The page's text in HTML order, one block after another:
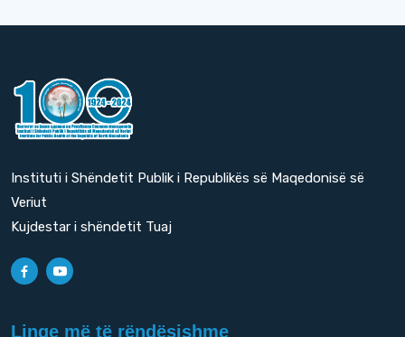
Instituti i Shëndetit Publik i Republikës së Maqedonisë së
Veriut
Kujdestar i shëndetit Tuaj
Linqe më të rëndësishme